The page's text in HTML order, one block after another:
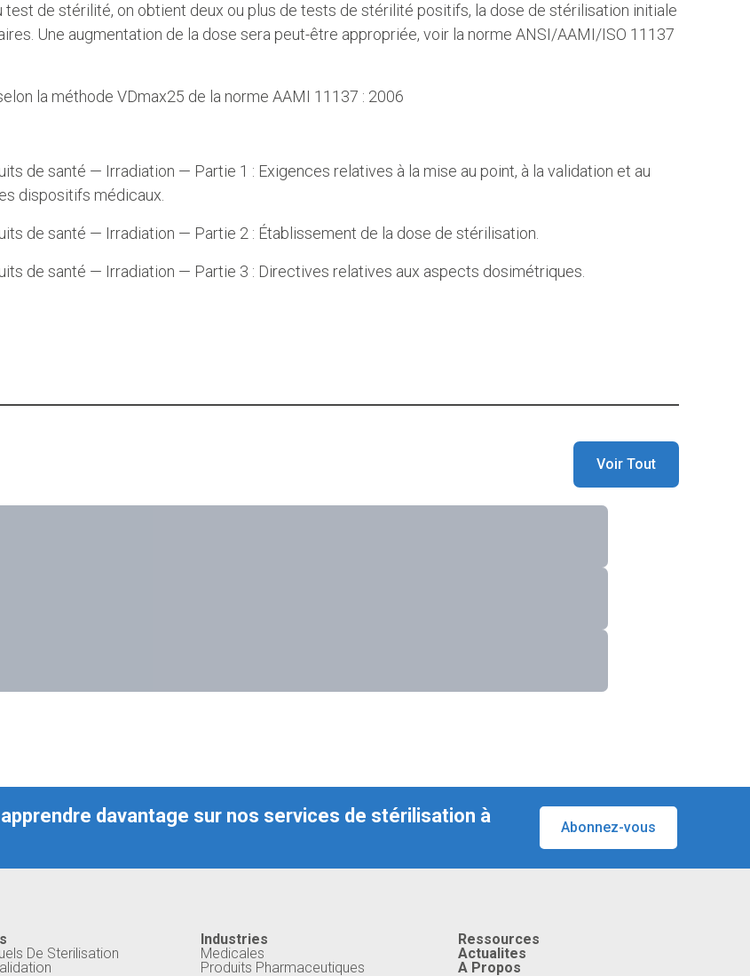
test de stérilité, on obtient deux ou plus de tests de stérilité positifs, la dose de stérilisation initiale
Une augmentation de la dose sera peut-être appropriée, voir la norme ANSI/AAMI/ISO 11137
la méthode VDmax25 de la norme AAMI 11137 : 2006
de santé — Irradiation — Partie 1 : Exigences relatives à la mise au point, à la validation et au
dispositifs médicaux.
de santé — Irradiation — Partie 2 : Établissement de la dose de stérilisation.
de santé — Irradiation — Partie 3 : Directives relatives aux aspects dosimétriques.
Voir Tout
davantage sur nos services de stérilisation à
Abonnez-vous
De Sterilisation
Industries
Medicales
Produits Pharmaceutiques
Ressources
Actualites
A Propos